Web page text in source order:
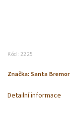
Kód: 2225
Značka: Santa Bremor
Detailní informace